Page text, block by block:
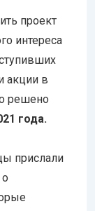
проект
интереса
акции в
решено
года.
прислали